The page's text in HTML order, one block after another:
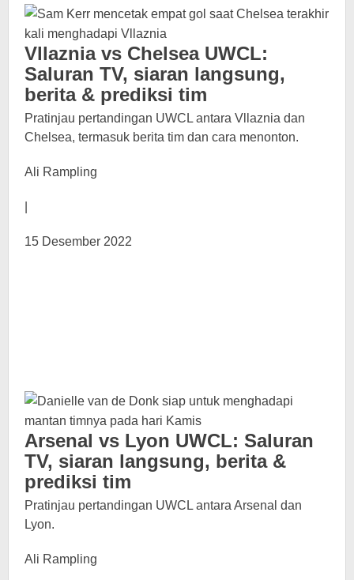
Vllaznia vs Chelsea UWCL:
Saluran TV, siaran langsung,
berita & prediksi tim
Pratinjau pertandingan UWCL antara Vllaznia dan
Chelsea, termasuk berita tim dan cara menonton.
Ali Rampling
15 Desember 2022
Arsenal vs Lyon UWCL: Saluran
TV, siaran langsung, berita &
prediksi tim
Pratinjau pertandingan UWCL antara Arsenal dan
Lyon.
Ali Rampling